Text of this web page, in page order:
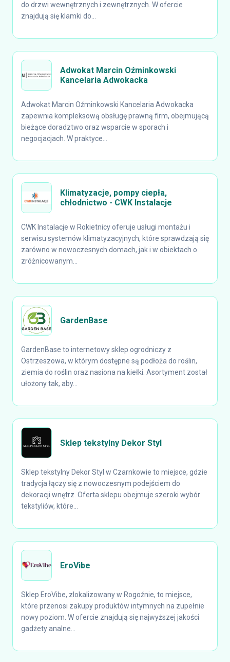
do drzwi wewnętrznych i zewnętrznych. W ofercie
znajdują się klamki do...
Adwokat Marcin Oźminkowski
Kancelaria Adwokacka
Adwokat Marcin Oźminkowski Kancelaria Adwokacka
zapewnia kompleksową obsługę prawną firm, obejmującą
bieżące doradztwo oraz wsparcie w sporach i
negocjacjach. W praktyce...
Klimatyzacje, pompy ciepła,
chłodnictwo - CWK Instalacje
CWK Instalacje w Rokietnicy oferuje usługi montażu i
serwisu systemów klimatyzacyjnych, które sprawdzają się
zarówno w nowoczesnych domach, jak i w obiektach o
zróżnicowanym...
GardenBase
GardenBase to internetowy sklep ogrodniczy z
Ostrzeszowa, w którym dostępne są podłoża do roślin,
ziemia do roślin oraz nasiona na kiełki. Asortyment został
ułożony tak, aby...
Sklep tekstylny Dekor Styl
Sklep tekstylny Dekor Styl w Czarnkowie to miejsce, gdzie
tradycja łączy się z nowoczesnym podejściem do
dekoracji wnętrz. Oferta sklepu obejmuje szeroki wybór
tekstyliów, które...
EroVibe
Sklep EroVibe, zlokalizowany w Rogoźnie, to miejsce,
które przenosi zakupy produktów intymnych na zupełnie
nowy poziom. W ofercie znajdują się najwyższej jakości
gadżety analne...